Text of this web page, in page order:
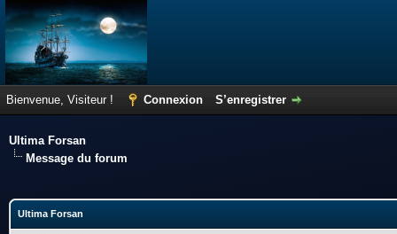
Bienvenue, Visiteur ! Connexion S’enregistrer
Ultima Forsan
Message du forum
Ultima Forsan